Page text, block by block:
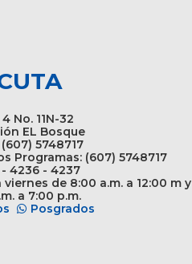
No. 11N-32
EL Bosque
(607) 5748717
Programas: (607) 5748717
4236 - 4237
de 8:00 a.m. a 12:00 m y
a 7:00 p.m.
Posgrados